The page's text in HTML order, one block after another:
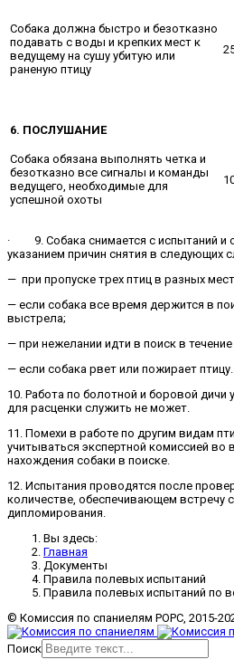
Собака должна быстро и безотказно
подавать с воды и крепких мест к
ведущему на сушу убитую или
раненую птицу
6. ПОСЛУШАНИЕ
Собака обязана выполнять четка и
безотказно все сигналы и команды
ведущего, необходимые для
успешной охоты
· 9. Собака снимается с испытаний и
указанием причин снятия в следующих
— при пропуске трех птиц в разных
— если собака все время держится в
выстрела;
— при нежелании идти в поиск в
— если собака рвет или пожирает птицу.
10. Работа по болотной и боровой дичи
для расценки служить не может.
11. Помехи в работе по другим видам
учитываться экспертной комиссией во
нахождения собаки в поиске.
12. Испытания проводятся после
количестве, обеспечивающем встречу
дипломирования.
Вы здесь:
Главная
Документы
Правила полевых испытаний
Правила полевых испытаний по
© Комиссия по спаниелям РОРС, 2015-
Поиск